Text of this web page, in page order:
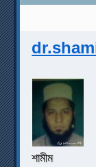
শামীম